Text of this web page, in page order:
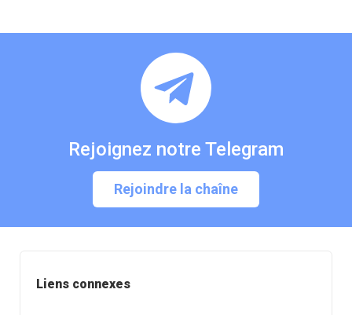
Liens connexes
Rejoignez notre Telegram
Rejoindre la chaîne